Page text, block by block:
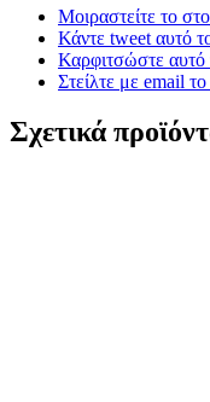
Μοιραστείτε το
Κάντε tweet αυτό
Καρφιτσώστε αυτό
Στείλτε με email
Σχετικά